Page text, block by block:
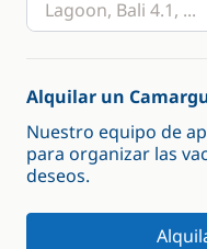
Alquilar un
Nuestro equipo de
para organizar las
deseos.